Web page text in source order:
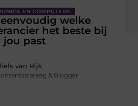
EN COMPUTERS
welke
het beste bij
jou past
van Rijk
& Blogger